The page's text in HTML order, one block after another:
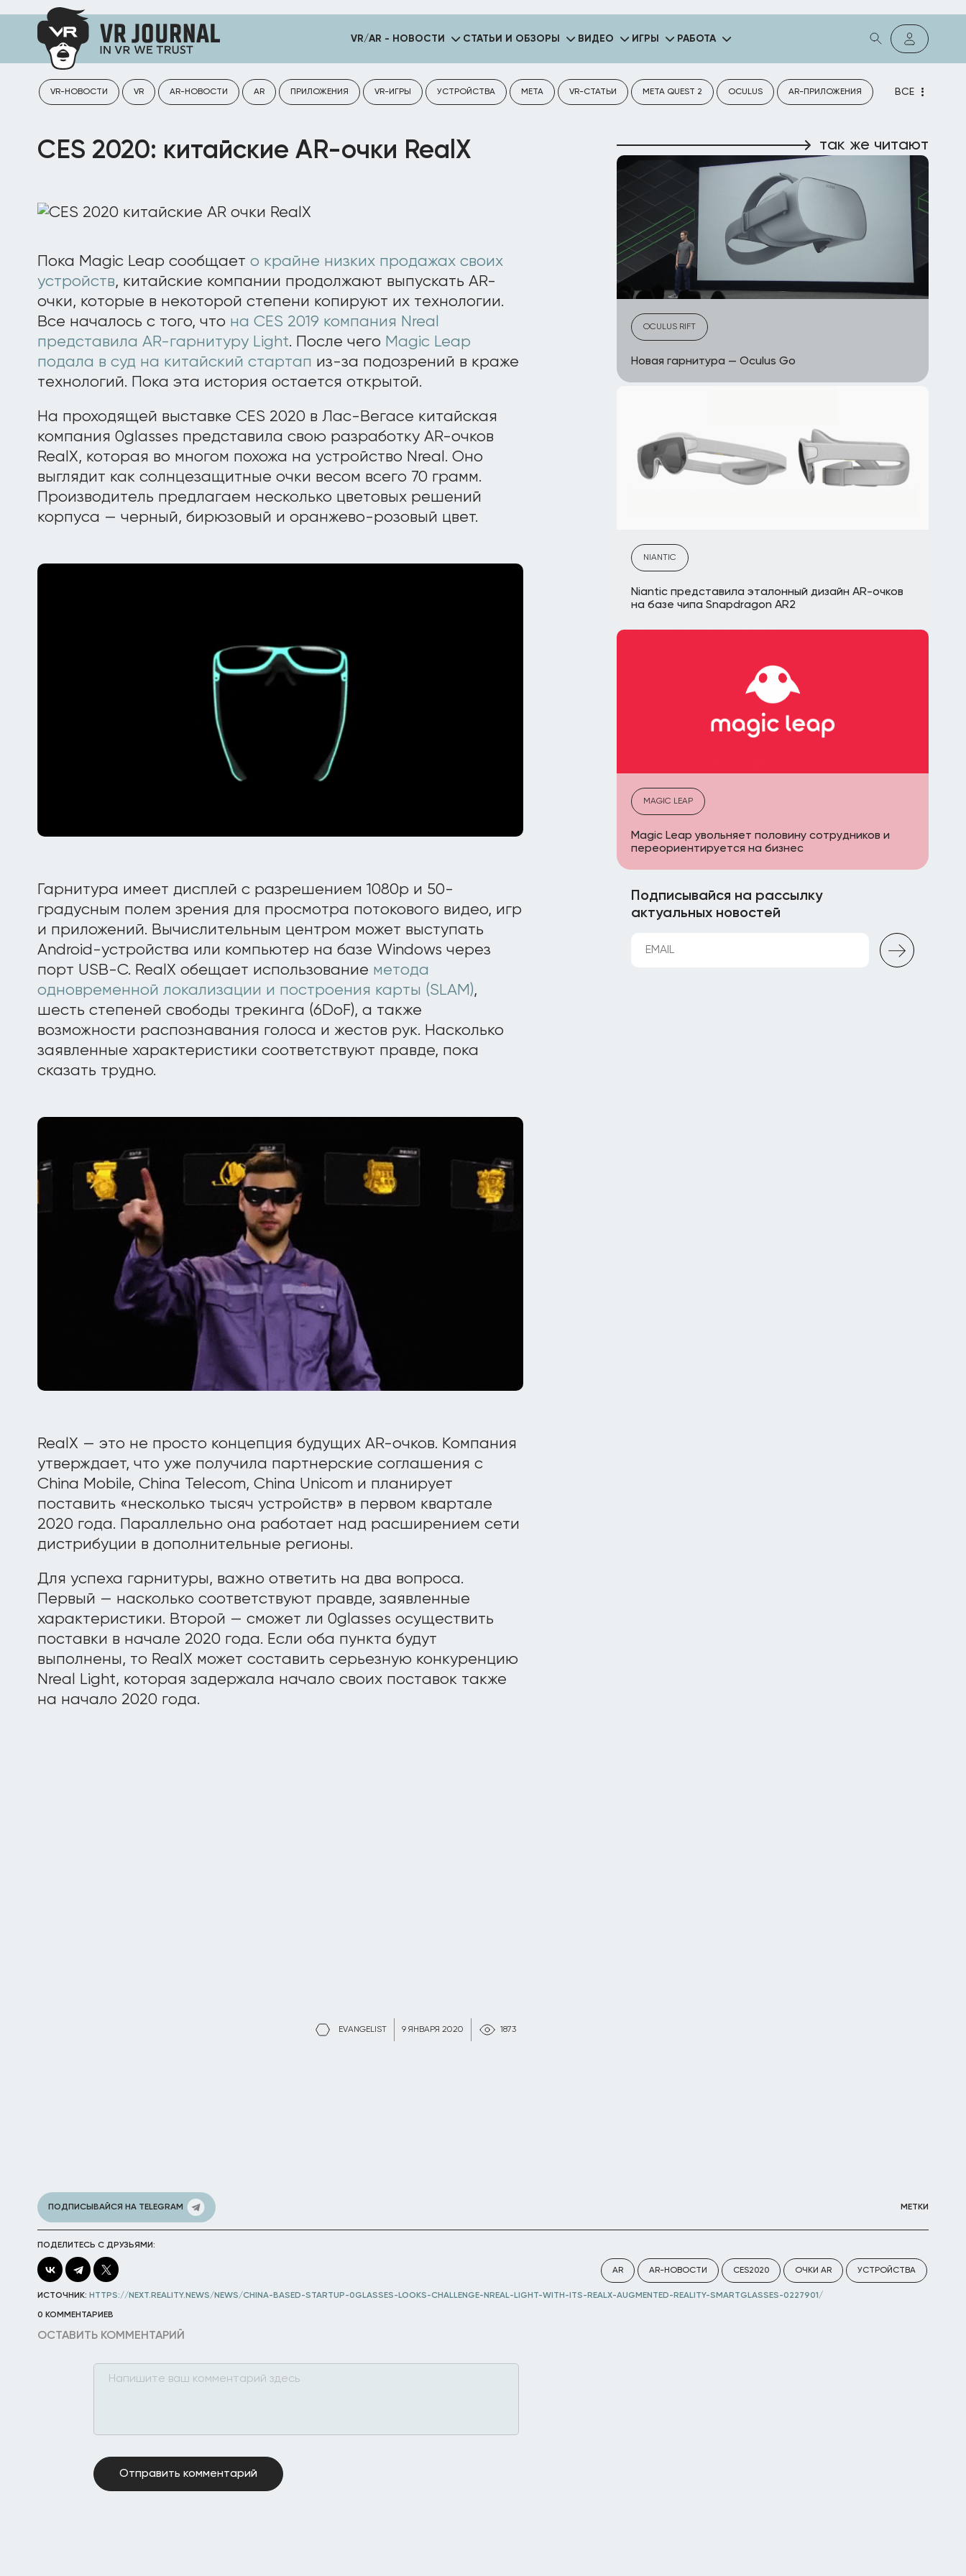
VR/AR - НОВОСТИ СТАТЬИ И ОБЗОРЫ ВИДЕО ИГРЫ РАБОТА
VR-НОВОСТИ VR AR-НОВОСТИ AR ПРИЛОЖЕНИЯ VR-ИГРЫ УСТРОЙСТВА META VR-СТАТЬИ META QUEST 2 OCULUS AR-ПРИЛОЖЕНИЯ ВСЕ
EVANGELIST 9 ЯНВАРЯ 2020 1873
CES 2020: китайские AR-очки RealX
Пока Magic Leap сообщает о крайне низких продажах своих
устройств, китайские компании продолжают выпускать AR-
очки, которые в некоторой степени копируют их технологии.
Все началось с того, что на CES 2019 компания Nreal
представила AR-гарнитуру Light. После чего Magic Leap
подала в суд на китайский стартап из-за подозрений в краже
технологий. Пока эта история остается открытой.
На проходящей выставке CES 2020 в Лас-Вегасе китайская
компания 0glasses представила свою разработку AR-очков
RealX, которая во многом похожа на устройство Nreal. Оно
выглядит как солнцезащитные очки весом всего 70 грамм.
Производитель предлагаем несколько цветовых решений
корпуса — черный, бирюзовый и оранжево-розовый цвет.
Гарнитура имеет дисплей с разрешением 1080p и 50-
градусным полем зрения для просмотра потокового видео, игр
и приложений. Вычислительным центром может выступать
Android-устройства или компьютер на базе Windows через
порт USB-C. RealX обещает использование метода
одновременной локализации и построения карты (SLAM),
шесть степеней свободы трекинга (6DoF), а также
возможности распознавания голоса и жестов рук. Насколько
заявленные характеристики соответствуют правде, пока
сказать трудно.
RealX — это не просто концепция будущих AR-очков. Компания
утверждает, что уже получила партнерские соглашения с
China Mobile, China Telecom, China Unicom и планирует
поставить «несколько тысяч устройств» в первом квартале
2020 года. Параллельно она работает над расширением сети
дистрибуции в дополнительные регионы.
Для успеха гарнитуры, важно ответить на два вопроса.
Первый — насколько соответствуют правде, заявленные
характеристики. Второй — сможет ли 0glasses осуществить
поставки в начале 2020 года. Если оба пункта будут
выполнены, то RealX может составить серьезную конкуренцию
Nreal Light, которая задержала начало своих поставок также
на начало 2020 года.
так же читают
OCULUS RIFT
Новая гарнитура — Oculus Go
NIANTIC
Niantic представила эталонный дизайн AR-очков
на базе чипа Snapdragon AR2
MAGIC LEAP
Magic Leap увольняет половину сотрудников и
переориентируется на бизнес
Подписывайся на рассылку
актуальных новостей
ПОДПИСЫВАЙСЯ НА TELEGRAM МЕТКИ
ПОДЕЛИТЕСЬ С ДРУЗЬЯМИ:
AR AR-НОВОСТИ CES2020 ОЧКИ AR УСТРОЙСТВА
ИСТОЧНИК: HTTPS://NEXT.REALITY.NEWS/NEWS/CHINA-BASED-STARTUP-0GLASSES-LOOKS-CHALLENGE-NREAL-LIGHT-WITH-ITS-REALX-AUGMENTED-REALITY-SMARTGLASSES-0227901/
0 КОММЕНТАРИЕВ
ОСТАВИТЬ КОММЕНТАРИЙ